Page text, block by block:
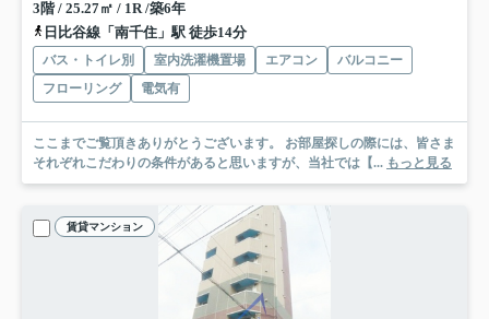
3階 / 25.27㎡ / 1R /築6年
日比谷線「南千住」駅 徒歩14分
バス・トイレ別 室内洗濯機置場 エアコン
バルコニー
フローリング
電気有
ここまでご覧頂きありがとうございます。 お部屋探しの際には、皆さま
それぞれこだわりの条件があると思いますが、当社では【... もっと見る
賃貸マンション